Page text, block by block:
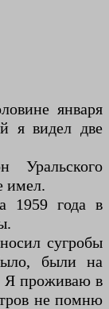
января
я видел две
Уральского
имел.
1959 года в
сугробы
были на
Я проживаю в
не помню